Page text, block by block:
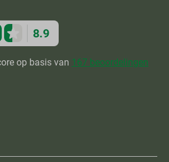
8.9
op basis van 167 beoordelingen